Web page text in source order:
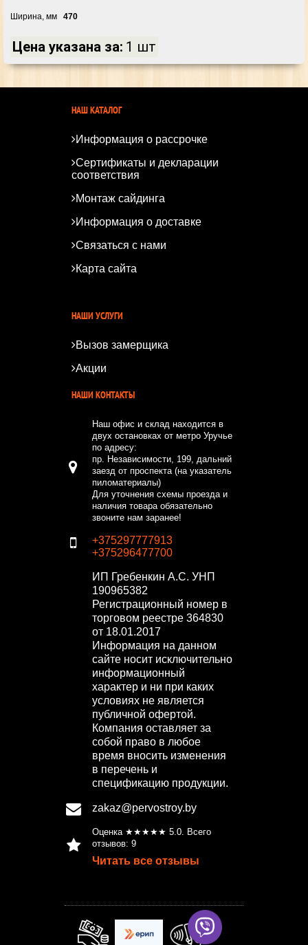
Ширина, мм 470
Цена указана за: 1 шт
НАШ КАТАЛОГ
Информация о рассрочке
Сертификаты и декларации
соответствия
Монтаж сайдинга
Информация о доставке
Связаться с нами
Карта сайта
НАШИ УСЛУГИ
Вызов замерщика
Акции
НАШИ КОНТАКТЫ
Наш офис и склад находится в
двух остановках от метро Уручье
по адресу:
пр. Независимости, 199, дальний
заезд от проспекта (на указатель
пиломатериалы)
Для уточнения схемы проезда и
наличия товара обязательно
звоните нам заранее!
+375297777913
+375296477700
ИП Гребенкин А.С. УНП
190965382
Регистрационный номер в
торговом реестре 364830
от 18.01.2017
Информация на данном
сайте носит исключительно
информационный
характер и ни при каких
условиях не является
публичной офертой.
Компания оставляет за
собой право в любое
время вносить изменения
в перечень и
спецификацию продукции.
zakaz@pervostroy.by
Оценка ★★★★★ 5.0. Всего
отзывов: 9
Читать все отзывы